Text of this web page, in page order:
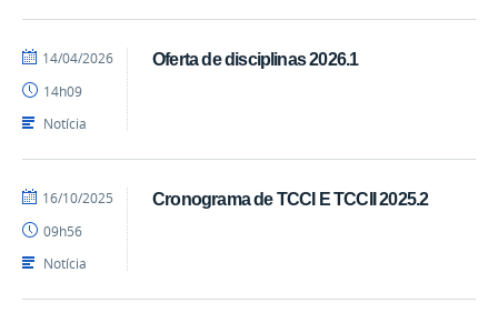
Oferta de disciplinas 2026.1
por
publicado
14/04/2026
14h09
Notícia
Cronograma de TCCI E TCCII 2025.2
por
publicado
16/10/2025
09h56
Notícia